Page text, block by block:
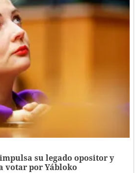
su legado opositor y
votar por Yábloko